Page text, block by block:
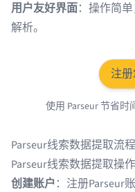
用户友好界面：操作简
解析。
注
使用 Parseur 节省时
Parseur线索数据提取流程
Parseur线索数据提取操
创建账户：注册Parseur账